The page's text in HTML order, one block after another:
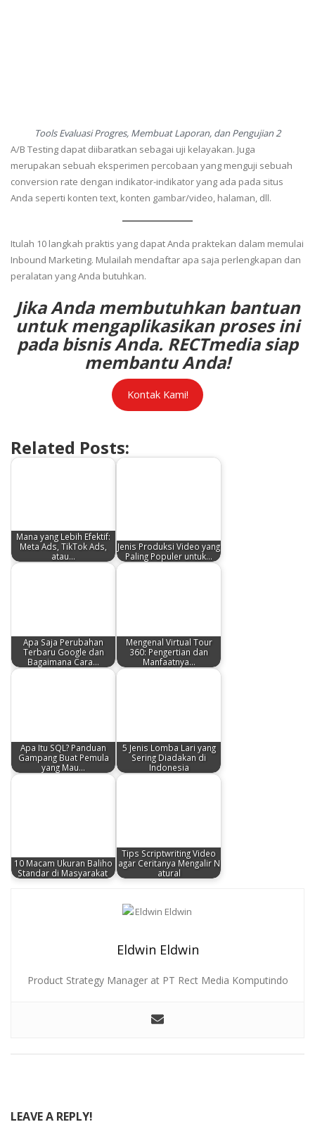
Tools Evaluasi Progres, Membuat Laporan, dan Pengujian 2
A/B Testing dapat diibaratkan sebagai uji kelayakan. Juga
merupakan sebuah eksperimen percobaan yang menguji sebuah
conversion rate dengan indikator-indikator yang ada pada situs
Anda seperti konten text, konten gambar/video, halaman, dll.
Itulah 10 langkah praktis yang dapat Anda praktekan dalam memulai
Inbound Marketing. Mulailah mendaftar apa saja perlengkapan dan
peralatan yang Anda butuhkan.
Jika Anda membutuhkan bantuan
untuk mengaplikasikan proses ini
pada bisnis Anda. RECTmedia siap
membantu Anda!
Kontak Kami!
Related Posts:
Mana yang Lebih Efektif:
Meta Ads, TikTok Ads,
atau…
Jenis Produksi Video yang
Paling Populer untuk…
Apa Saja Perubahan
Terbaru Google dan
Bagaimana Cara…
Mengenal Virtual Tour
360: Pengertian dan
Manfaatnya…
Apa Itu SQL? Panduan
Gampang Buat Pemula
yang Mau…
5 Jenis Lomba Lari yang
Sering Diadakan di
Indonesia
10 Macam Ukuran Baliho
Standar di Masyarakat
Tips Scriptwriting Video
agar Ceritanya Mengalir N
atural
Eldwin Eldwin
Product Strategy Manager at PT Rect Media Komputindo
LEAVE A REPLY!